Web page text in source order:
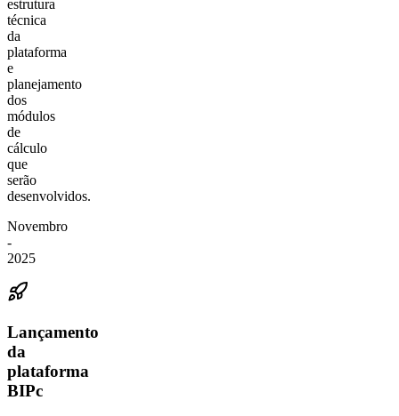
estrutura
técnica
da
plataforma
e
planejamento
dos
módulos
de
cálculo
que
serão
desenvolvidos.
Novembro
-
2025
Lançamento
da
plataforma
BIPc